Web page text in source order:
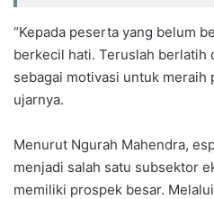
“Kepada peserta yang belum
berkecil hati. Teruslah berlatih
sebagai motivasi untuk meraih
ujarnya.
Menurut Ngurah Mahendra,
menjadi salah satu subsektor
memiliki prospek besar.